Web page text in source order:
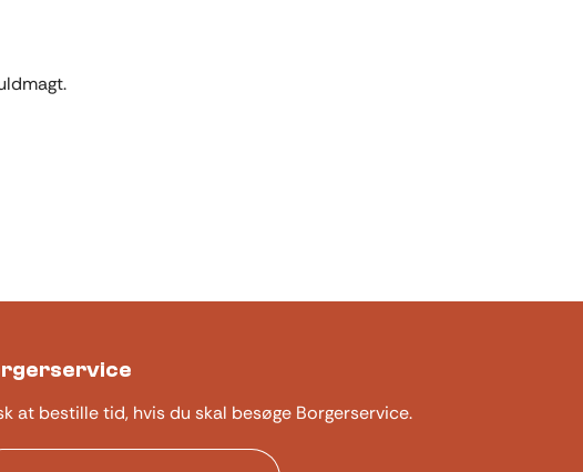
at bestille tid, hvis du skal besøge Borgerservice.